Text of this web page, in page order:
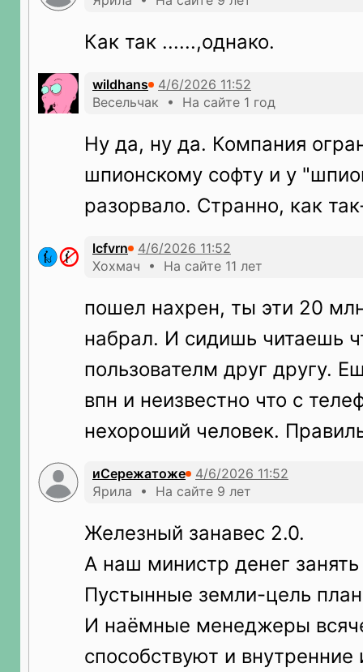
Как так ......,однако.
wildhans
Весельчак • На сайте 1 год
Ну да, ну да. Компания
шпионскому софту и у
разорвало. Странно, как
lcfvrn
Хохмач • На сайте 11 лет
пошел нахрен, ты эти 20
набрал. И сидишь читаешь
пользователм друг другу.
впн и неизвестно что с
нехороший человек.
иСережатоже
Ярила • На сайте 9 лет
Железный занавес 2.0.
А наш министр денег
Пустынные земли-цель
И наёмные менеджеры
способствуют и